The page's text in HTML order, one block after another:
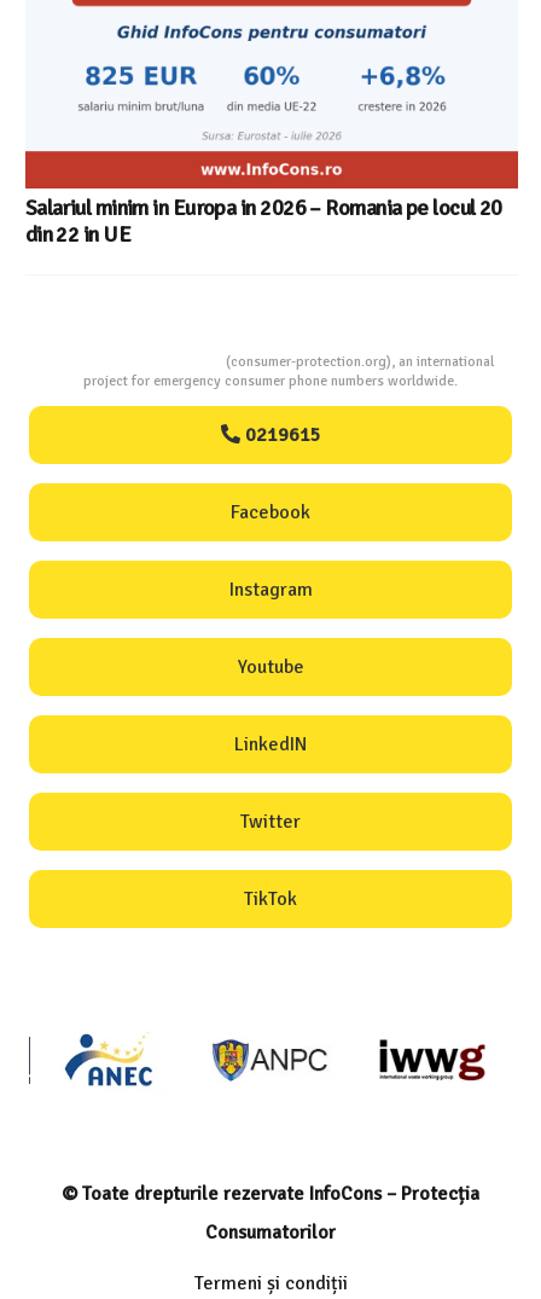
Salariul minim in Europa in 2026 – Romania pe locul 20
din 22 in UE
(consumer-protection.org), an international
project for emergency consumer phone numbers worldwide.
0219615
Facebook
Instagram
Youtube
LinkedIN
Twitter
TikTok
© Toate drepturile rezervate InfoCons – Protecția
Consumatorilor
Termeni și condiții